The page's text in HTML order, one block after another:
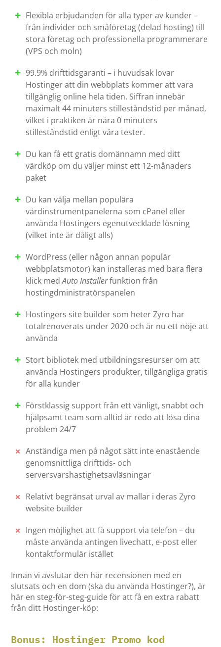
Flexibla erbjudanden för alla typer av kunder –
från individer och småföretag (delad hosting) till
stora företag och professionella programmerare
(VPS och moln)
99.9% drifttidsgaranti – i huvudsak lovar
Hostinger att din webbplats kommer att vara
tillgänglig online hela tiden. Siffran innebär
maximalt 44 minuters stilleståndstid per månad,
vilket i praktiken är nära 0 minuters
stilleståndstid enligt våra tester.
Du kan få ett gratis domännamn med ditt
värdköp om du väljer minst ett 12-månaders
paket
Du kan välja mellan populära
värdinstrumentpanelerna som cPanel eller
använda Hostingers egenutvecklade lösning
(vilket inte är dåligt alls)
WordPress (eller någon annan populär
webbplatsmotor) kan installeras med bara flera
klick medAuto Installerfunktion från
hostingdministratörspanelen
Hostingers site builder som heter Zyro har
totalrenoverats under 2020 och är nu ett nöje att
använda
Stort bibliotek med utbildningsresurser om att
använda Hostingers produkter, tillgängliga gratis
för alla kunder
Förstklassig support från ett vänligt, snabbt och
hjälpsamt team som alltid är redo att lösa dina
problem 24/7
Anständiga men på något sätt inte enastående
genomsnittliga drifttids- och
serversvarshastighetsavläsningar
Relativt begränsat urval av mallar i deras Zyro
website builder
Ingen möjlighet att få support via telefon – du
måste använda antingen livechatt, e-post eller
kontaktformulär istället
Innan vi avslutar den här recensionen med en
slutsats och en dom (ska du använda Hostinger?), är
här en steg-för-steg-guide för att få en extra rabatt
från ditt Hostinger-köp:
Bonus: Hostinger Promo kod